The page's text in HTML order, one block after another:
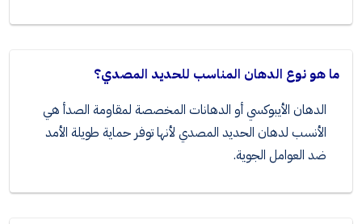
ما هو نوع الدهان المناسب للحديد المصدي؟
الدهان الأيبوكسي أو الدهانات المخصصة لمقاومة الصدأ هي
الأنسب لدهان الحديد المصدي لأنها توفر حماية طويلة الأمد
ضد العوامل الجوية.